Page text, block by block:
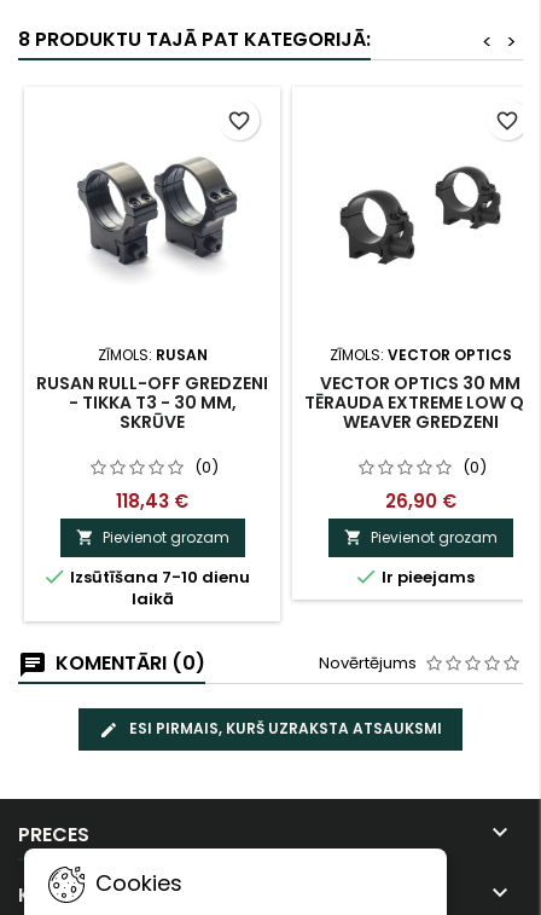
8 PRODUKTU TAJĀ PAT KATEGORIJĀ: >
<
ZĪMOLS: RUSAN
RUSAN RULL-OFF GREDZENI
- TIKKA T3 - 30 MM,
SKRŪVE
(0)
118,43 €
 Pievienot grozam
 Izsūtīšana 7-10 dienu
laikā
favorite_border
ZĪMOLS: VECTOR OPTICS
VECTOR OPTICS 30 MM
TĒRAUDA EXTREME LOW QD
WEAVER GREDZENI
(0)
26,90 €
 Pievienot grozam
 Ir pieejams
favorite_border
KOMENTĀRI (0) Novērtējums
ESI PIRMAIS, KURŠ UZRAKSTA ATSAUKSMI
PRECES 
KOMPĀNIJA 
Cookies